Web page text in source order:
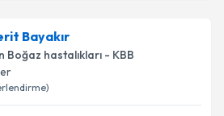
Şerikoğluiçin randevu takvimi talebi
uzmandan randevu almanız için bir
e-posta ile bilgilendireceğiz.
Bayakır
Boğaz hastalıkları - KBB